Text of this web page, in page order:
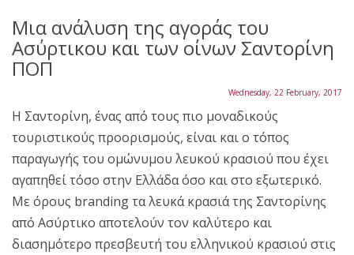
Μια ανάλυση της αγοράς του
Ασύρτικου και των οίνων Σαντορίνη
ΠΟΠ
Wednesday, 22 February, 2017
Η Σαντορίνη, ένας από τους πιο μοναδικούς
τουριστικούς προορισμούς, είναι και ο τόπος
παραγωγής του ομώνυμου λευκού κρασιού που έχει
αγαπηθεί τόσο στην Ελλάδα όσο και στο εξωτερικό.
Με όρους branding τα λευκά κρασιά της Σαντορίνης
από Ασύρτικο αποτελούν τον καλύτερο και
διασημότερο πρεσβευτή του ελληνικού κρασιού στις